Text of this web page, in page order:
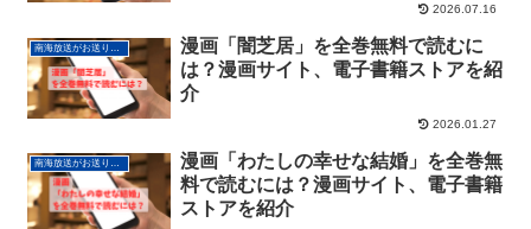
2026.07.16
漫画「闇芝居」を全巻無料で読むに
は？漫画サイト、電子書籍ストアを紹
介
2026.01.27
南海放送がお送りする電子書籍サービス情報
漫画「わたしの幸せな結婚」を全巻無
料で読むには？漫画サイト、電子書籍
ストアを紹介